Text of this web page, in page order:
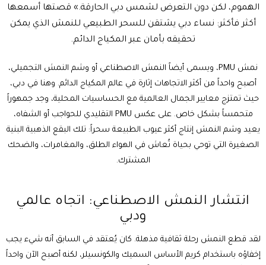
الهموم، لكن دون التعرض لشمس دبي الحارقة.» قصتها أسمعها
أكثر فأكثر: نساء دبي يشتقن للسحر الطبيعي للنمش الذي يمكن
تحقيقه بأمان عبر المكياج الدائم.
نمش PMU، ويسمى أيضاً النمش الاصطناعي أو وشم النمش التجميلي،
أصبح واحداً من أكثر الاتجاهات إثارة في عالم المكياج الدائم. وهنا في دبي،
حيث تمتزج معايير الجمال العالمية مع الحساسيات المحلية، وجد جمهوراً
متحمساً بشكل خاص. على عكس PMU التقليدي للحواجب أو الشفاه،
يعيد وشم النمش إنتاج أكثر عيوب الطبيعة سحراً: تلك البقع الذهبية البنية
الصغيرة التي توحي بحياة تُعاش في الهواء الطلق، والمغامرات، والضحك
المشترك.
انتشار النمش الاصطناعي: اتجاه عالمي
ودبي
لقد قطع النمش رحلة ثقافية مذهلة. كان يُعتقد في السابق أنه شيء يجب
إخفاؤه باستخدام كريم الأساس السميك والكونسيلر، لكنه أصبح الآن واحداً